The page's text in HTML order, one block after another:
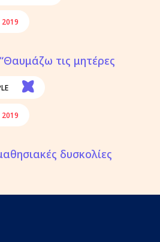
τις μητέρες
δυσκολίες